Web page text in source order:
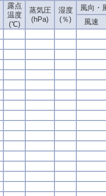
露点
温度
(℃)
蒸気圧
(hPa)
湿度
(％)
風向・
風速
露点
温度
(℃)
蒸気圧
(hPa)
湿度
(％)
風向・
風速
露点
温度
(℃)
蒸気圧
(hPa)
湿度
(％)
風向・
風速
露点
温度
(℃)
蒸気圧
(hPa)
湿度
(％)
風向・
風速